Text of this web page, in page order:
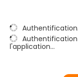
l'application...